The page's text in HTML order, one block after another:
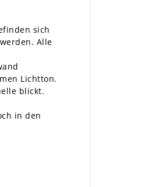
sich
Alle
Lichtton.
blickt.
in den